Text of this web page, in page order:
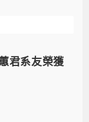
君系友榮獲